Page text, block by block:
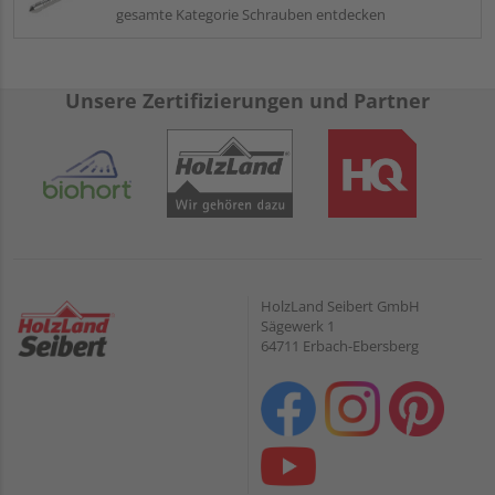
gesamte Kategorie Schrauben entdecken
Unsere Zertifizierungen und Partner
HolzLand Seibert GmbH
Sägewerk 1
64711 Erbach-Ebersberg